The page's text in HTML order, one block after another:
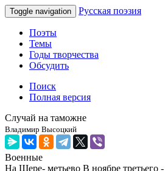
Toggle navigation Русская поэзия
Поэты
Темы
Годы творчества
Обсудить
Поиск
Полная версия
Случай на таможне
Владимир Высоцкий
Военные
На Шере- метьево В ноябре